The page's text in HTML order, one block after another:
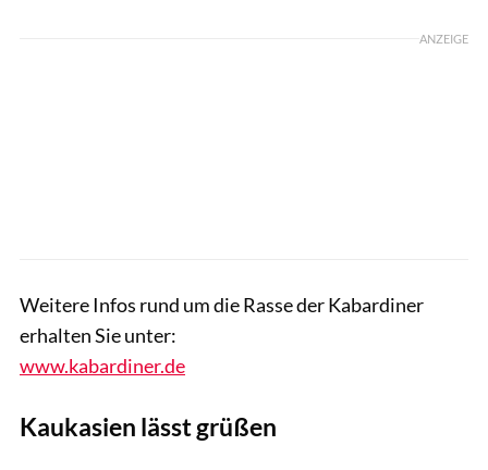
ANZEIGE
Weitere Infos rund um die Rasse der Kabardiner
erhalten Sie unter:
www.kabardiner.de
Kaukasien lässt grüßen